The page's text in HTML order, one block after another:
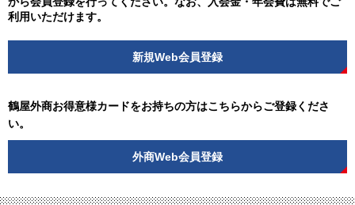
利用いただけます。
新規Web会員登録
鶴屋外商お得意様カードをお持ちの方はこちらからご登録くださ
い。
外商Web会員登録